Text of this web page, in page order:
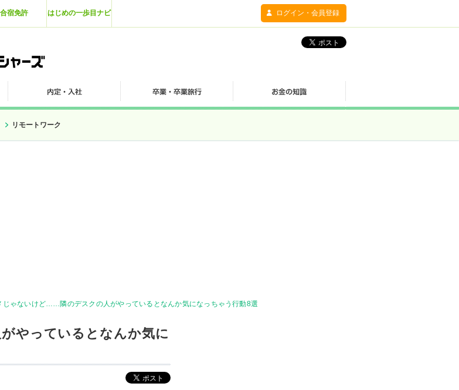
合宿免許 はじめの一歩目ナビ ログイン・会員登録
リモートワーク
じゃないけど……隣のデスクの人がやっているとなんか気になっちゃう行動8選
やっているとなんか気に